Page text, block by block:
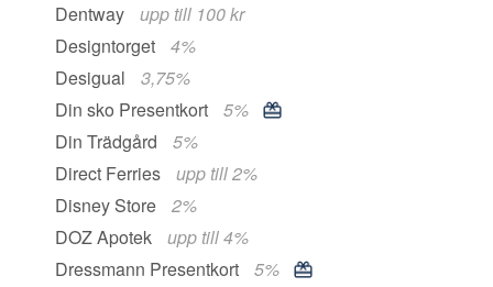
Dentway
upp till 100 kr
Designtorget
4%
Desigual
3,75%
Din sko Presentkort
5%
Din Trädgård
5%
Direct Ferries
upp till 2%
Disney Store
2%
DOZ Apotek
upp till 4%
Dressmann Presentkort
5%